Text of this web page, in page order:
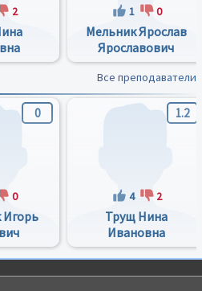
2 1 0
Мельник Ярослав
Ярославович
Все преподаватели
0
0
Игорь
1.2
4 2
Трущ Нина
Ивановна